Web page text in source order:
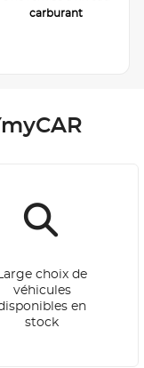
carburant
choix de
véhicules
en
stock